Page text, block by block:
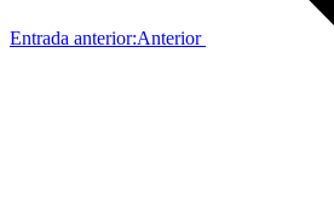
Entrada anterior:Anterior